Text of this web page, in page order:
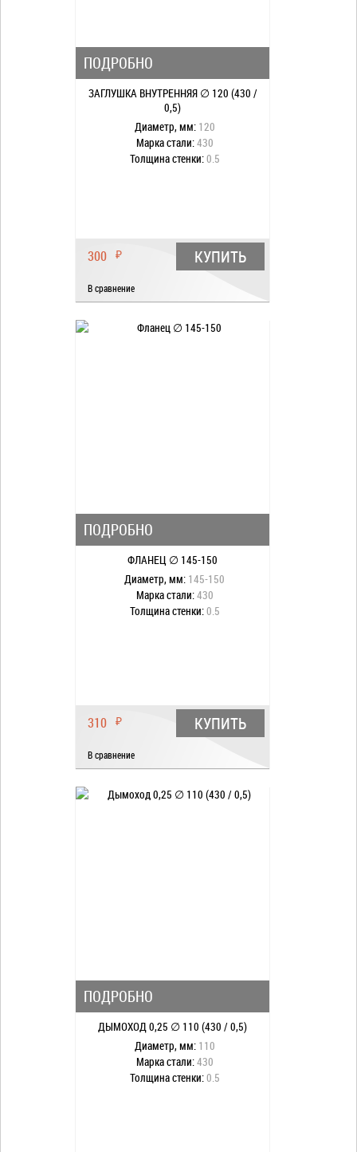
ПОДРОБНО
ЗАГЛУШКА ВНУТРЕННЯЯ ∅ 120 (430 /
0,5)
Диаметр, мм: 120
Марка стали:430
Толщина стенки:0.5
300 ₽ КУПИТЬ
В сравнение
ПОДРОБНО
ФЛАНЕЦ ∅ 145-150
Диаметр, мм: 145-150
Марка стали:430
Толщина стенки:0.5
310 ₽ КУПИТЬ
В сравнение
ПОДРОБНО
ДЫМОХОД 0,25 ∅ 110 (430 / 0,5)
Диаметр, мм: 110
Марка стали:430
Толщина стенки:0.5